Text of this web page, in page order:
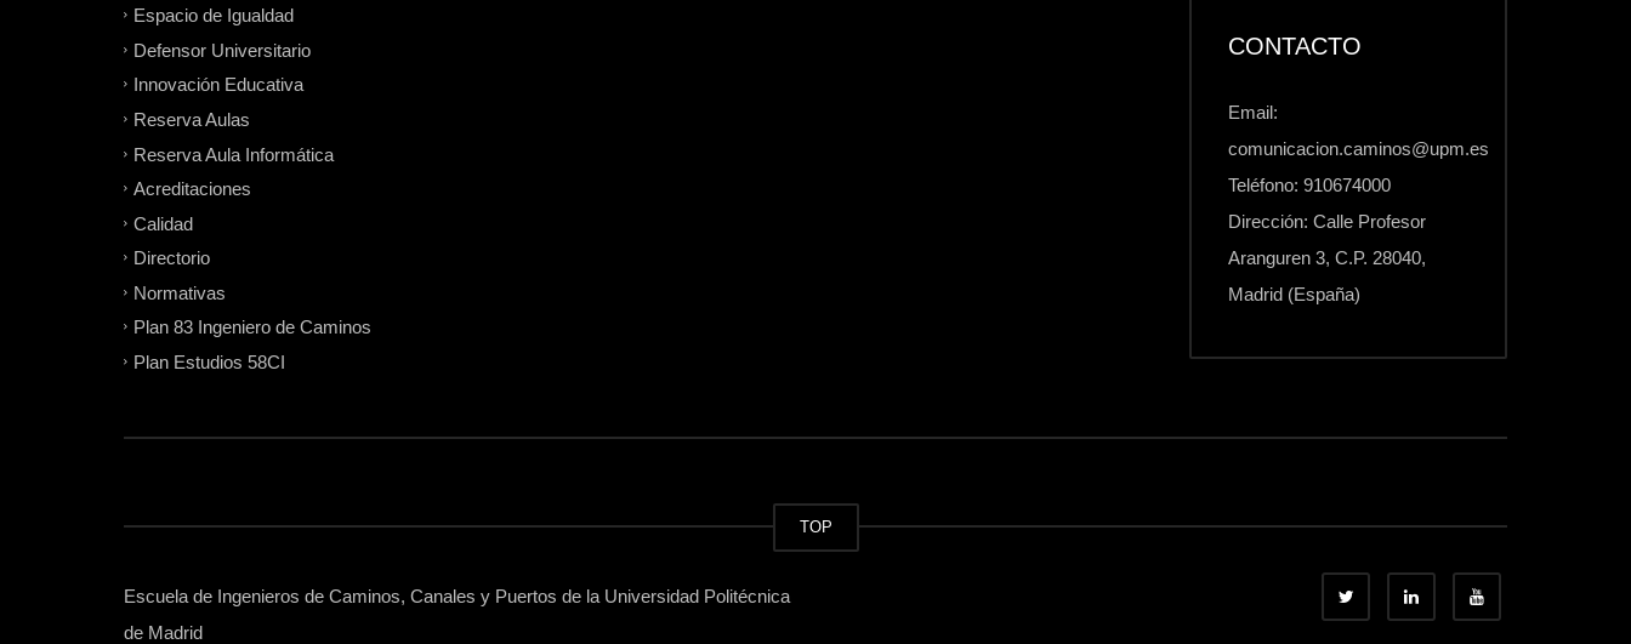
Espacio de Igualdad
Defensor Universitario
Innovación Educativa
Reserva Aulas
Reserva Aula Informática
Acreditaciones
Calidad
Directorio
Normativas
Plan 83 Ingeniero de Caminos
Plan Estudios 58CI
CONTACTO
Email:
comunicacion.caminos@upm.es
Teléfono: 910674000
Dirección: Calle Profesor
Aranguren 3, C.P. 28040,
Madrid (España)
TOP
Escuela de Ingenieros de Caminos, Canales y Puertos de la Universidad Politécnica
de Madrid